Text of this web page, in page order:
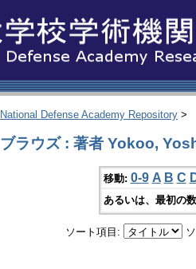
National Defense Academy Repository >
ブラウズ : 著者 Yokoo,
移動: 0-9 A B C
あるいは、最初の
ソート項目: